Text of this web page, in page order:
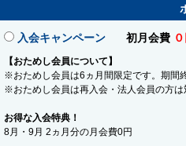
入会キャンペーン 初月会費
【おためし会員について】
※おためし会員は6ヵ月間限定です。期間
※おためし会員は再入会・法人会員の方は
お得な入会特典！
8月・9月 2ヵ月分の月会費0円